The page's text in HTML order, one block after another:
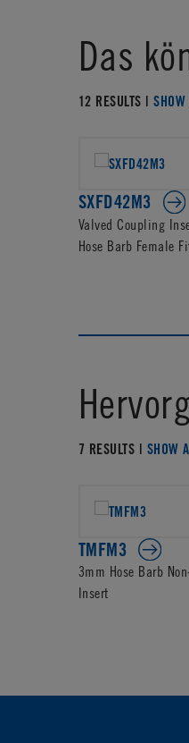
Das
12 RESULTS |
SXFD42M3
Valved Coupling
Hose Barb Female
7 RESULTS | SHOW
TMFM3
3mm Hose Barb
Insert